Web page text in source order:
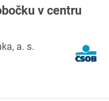
v centru
a. s.